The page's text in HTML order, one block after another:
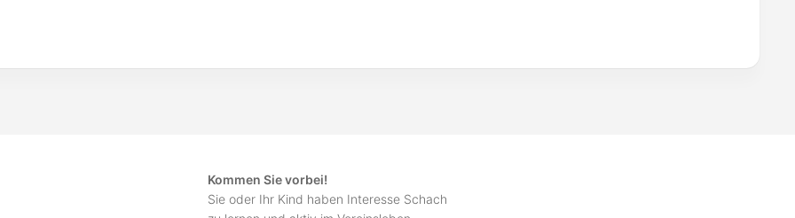
Kommen Sie vorbei!
Sie oder Ihr Kind haben Interesse Schach